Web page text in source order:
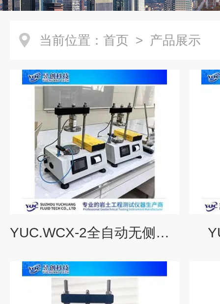
当前位置： 首页 > 产品展示
YUC.WCX-2全自动无侧限仪